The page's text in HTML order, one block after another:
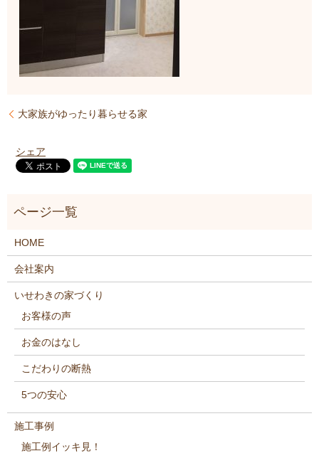
大家族がゆったり暮らせる家
シェア
HOME
会社案内
いせわきの家づくり
お客様の声
お金のはなし
こだわりの断熱
5つの安心
施工事例
施工例イッキ見！